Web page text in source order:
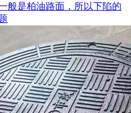
般是柏油路面，所以下陷的